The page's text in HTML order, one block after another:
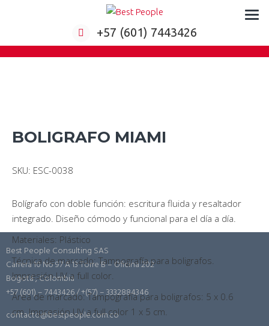
Formación virtual para empresas
+57 (601) 7443426
BOLIGRAFO MIAMI
SKU: ESC-0038
Bolígrafo con doble función: escritura fluida y resaltador
integrado. Diseño cómodo y funcional para el día a día.
Materiales: Plástico
Técnica de marcado: Tampografía para boligrafos.
Impresión UV a full color.
Área de marcado: Tampografía para boligrafos: 5 x 0.6
cm. Impresión UV a full color 1 x 5 cm.
Best People Consulting SAS
Carrera 10 No 97 A 13 Torre B – Oficina 202
Bogotá , Colombia
+57 (601) – 7443426 / +(57) – 3332884346
contacto@bestpeople.com.co